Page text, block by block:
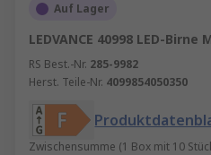
Auf Lager
LEDVANCE 40998 LED-
RS Best.-Nr. 285-9982
Herst. Teile-Nr. 4099854050350
Zwischensumme (1 Box mit 10